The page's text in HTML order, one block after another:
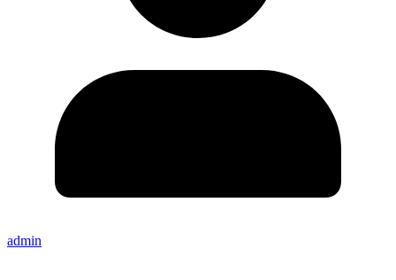
admin